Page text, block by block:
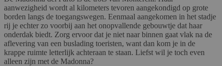
aanwezigheid wordt al kilometers tevoren aangekondigd op grote
borden langs de toegangswegen. Eenmaal aangekomen in het stadje
rij je echter zo voorbij aan het onopvallende gebouwtje dat haar
onderdak biedt. Zorg ervoor dat je niet naar binnen gaat vlak na de
aflevering van een buslading toeristen, want dan kom je in de
krappe ruimte letterlijk achteraan te staan. Liefst wil je toch even
alleen zijn met de Madonna?